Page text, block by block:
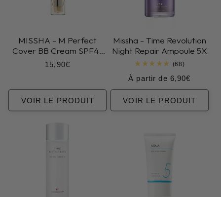
efficacité clinique et texture facile à porter. La sélection
est resserrée, sans remplissage, pour que chaque
MISSHA - M Perfect
Cover BB Cream SPF42
PA+++
Prix
15,90€
VOIR LE PRODUIT
Missha - Time Revolution
Night Repair Ampoule 5X
(68)68
des
Prix
habituel
À partir de 6,90€
VOIR LE PRODUIT